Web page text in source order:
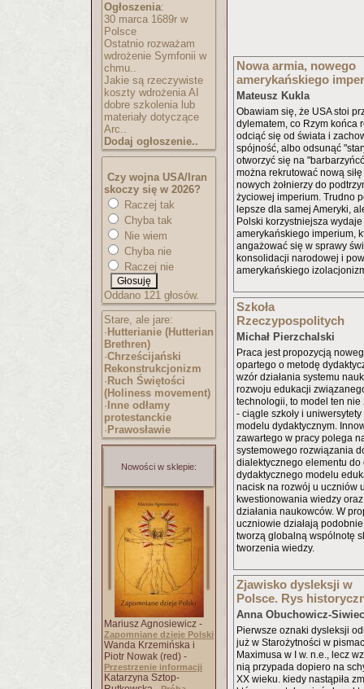
Ogłoszenia:
30 marca 1689r w
Polsce
Ostatnio rozważam
wdrożenie Symfonii w
chmu..
Jakie są rzeczywiste
koszty wdrożenia AI
dobre szkolenia lub
materiały dotyczące
Arc..
Dodaj ogłoszenie..
Czy wojna USA/Iran
skoczy się w 2026?
Raczej tak
Chyba tak
Nie wiem
Chyba nie
Raczej nie
Oddano 121 głosów.
Stare, ale jare:
· Hutterianie (Hutterian
Brethren)
·Chrześcijański
Rekonstrukcjonizm
· Ruch Świętości
(Holiness movement)
· Inne odłamy
protestanckie
· Prawosławie
Nowości w sklepie:
Mariusz Agnosiewicz -
Zapomniane dzieje Polski
Wanda Krzemińska i
Piotr Nowak (red) -
Przestrzenie informacji
Katarzyna Sztop-
Nowa armia, nowego
amerykańskiego
Mateusz Kukla
Obawiam się, że USA stoi
dylematem, co Rzym końca
odciąć się od świata i
spójność, albo odsunąć
otworzyć się na
można rekrutować nową
nowych żołnierzy do
życiowej imperium. Trudno
lepsze dla samej Ameryki,
Polski korzystniejsza
amerykańskiego imperium,
angażować się w sprawy
konsolidacji narodowej i
amerykańskiego
Szkoła
Rzeczypospolitych
Michał Pierzchalski
Praca jest propozycją
opartego o metodę
wzór działania systemu
rozwoju edukacji
technologii, to model ten nie
- ciągle szkoły i
modelu dydaktycznym.
zawartego w pracy polega
systemowego rozwiązania
dialektycznego elementu do
dydaktycznego modelu
nacisk na rozwój u uczniów
kwestionowania wiedzy
działania naukowców. W
uczniowie działają
tworzą globalną wspólnotę
tworzenia wiedzy.
Zjawisko dysleksji w
Polsce. Rys
Anna Obuchowicz-Siwiec
Pierwsze oznaki dysleksji
już w Starożytności w
Maximusa w I w. n.e., lecz
nią przypada dopiero na
XX wieku. kiedy nastąpiła